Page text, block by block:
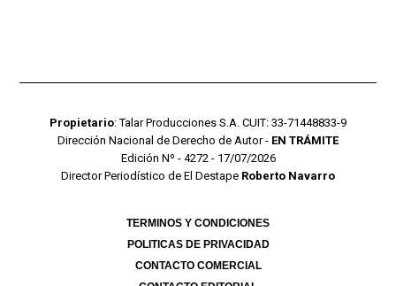
Propietario: Talar Producciones S.A. CUIT: 33-71448833-9
Dirección Nacional de Derecho de Autor - EN TRÁMITE
Edición Nº - 4272 - 17/07/2026
Director Periodístico de El Destape Roberto Navarro
TERMINOS Y CONDICIONES
POLITICAS DE PRIVACIDAD
CONTACTO COMERCIAL